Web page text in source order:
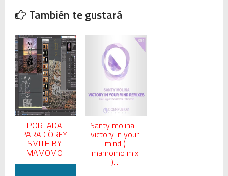
También te gustará
PORTADA
PARA CÖREY
SMITH BY
MAMOMO
Santy molina -
victory in your
mind (
mamomo mix
)...